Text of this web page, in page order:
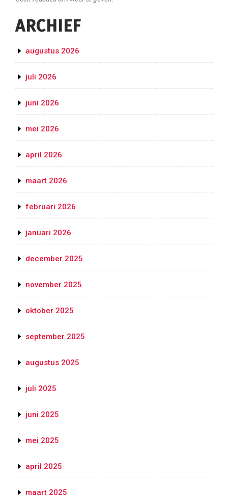
ARCHIEF
augustus 2026
juli 2026
juni 2026
mei 2026
april 2026
maart 2026
februari 2026
januari 2026
december 2025
november 2025
oktober 2025
september 2025
augustus 2025
juli 2025
juni 2025
mei 2025
april 2025
maart 2025